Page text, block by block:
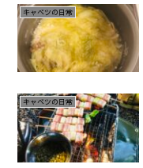
キャベツの日常
キャベツの日常